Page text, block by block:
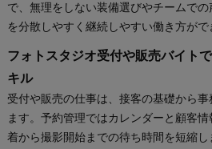
で、無理をしない装備選びやチームで
を分散しやすく継続しやすい働き方がで
フォトスタジオ受付や販売バイト
キル
受付や販売の仕事は、接客の基礎から
ます。予約管理ではカレンダーと顧客
着から撮影開始までの待ち時間を短縮